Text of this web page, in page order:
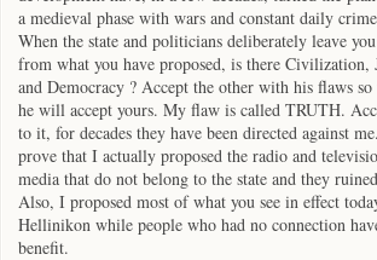
a medieval phase with wars and constant daily
When the state and politicians deliberately leave
from what you have proposed, is there Civilization,
and Democracy ? Accept the other with his flaws so
he will accept yours. My flaw is called TRUTH.
to it, for decades they have been directed against
prove that I actually proposed the radio and
media that do not belong to the state and they
Also, I proposed most of what you see in effect
Hellinikon while people who had no connection
benefit.